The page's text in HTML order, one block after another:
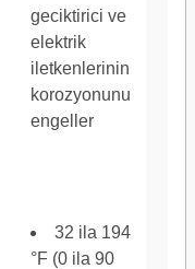
18 m
geciktirici ve
elektrik
iletkenlerinin
korozyonunu
engeller
32 ila 194
°F (0 ila 90